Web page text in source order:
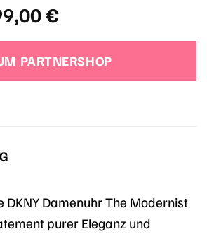
Preis
€
€Aktueller
ist:
99,00 €.
PARTNERSHOP
DKNY Damenuhr The Modernist
purer Eleganz und